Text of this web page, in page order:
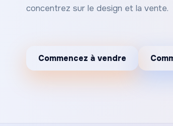
concentrez sur le design et la vente.
Commencez à vendre